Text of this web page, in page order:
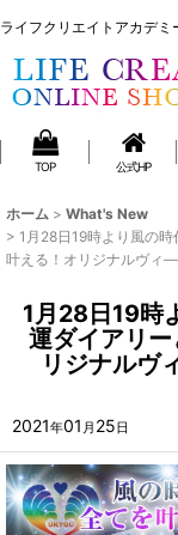
ライフクリエイトアカデ
TOP 公式HP
ホーム > What's New
> 1月28日19時より風の
叶える！オリジナルヴィ
1月28日19時
運ダイアリ
リジナルヴ
2021年01 月 25日